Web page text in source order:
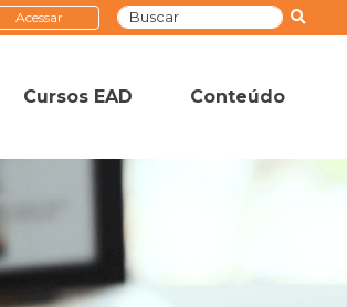
Acessar
Cursos EAD Conteúdo